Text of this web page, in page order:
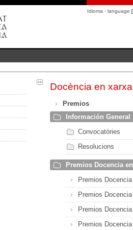
Idioma · language
Docència en xarxa
Premios
Información General
Convocatòries
Resolucions
Premios Docencia
Premios
Premios
Premios
Premios